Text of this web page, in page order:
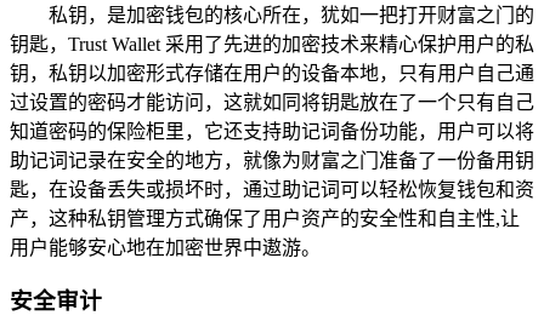
私钥，是加密钱包的核心所在，犹如一把打开财富之门的
钥匙，Trust Wallet 采用了先进的加密技术来精心保护用户的私
钥，私钥以加密形式存储在用户的设备本地，只有用户自己通
过设置的密码才能访问，这就如同将钥匙放在了一个只有自己
知道密码的保险柜里，它还支持助记词备份功能，用户可以将
助记词记录在安全的地方，就像为财富之门准备了一份备用钥
匙，在设备丢失或损坏时，通过助记词可以轻松恢复钱包和资
产，这种私钥管理方式确保了用户资产的安全性和自主性,让
用户能够安心地在加密世界中遨游。
安全审计